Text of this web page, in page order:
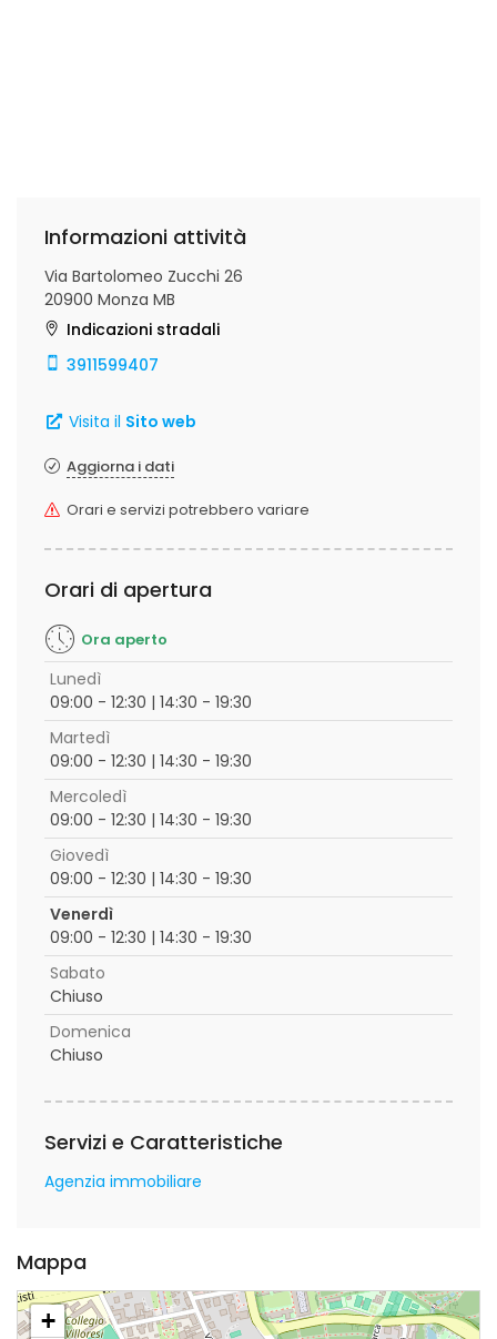
Informazioni attività
Via Bartolomeo Zucchi 26
20900 Monza MB
Indicazioni stradali
3911599407
Visita il Sito web
Aggiorna i dati
Orari e servizi potrebbero variare
Orari di apertura
Ora aperto
Lunedì
09:00 - 12:30 | 14:30 - 19:30
Martedì
09:00 - 12:30 | 14:30 - 19:30
Mercoledì
09:00 - 12:30 | 14:30 - 19:30
Giovedì
09:00 - 12:30 | 14:30 - 19:30
Venerdì
09:00 - 12:30 | 14:30 - 19:30
Sabato
Chiuso
Domenica
Chiuso
Servizi e Caratteristiche
Agenzia immobiliare
Mappa
+